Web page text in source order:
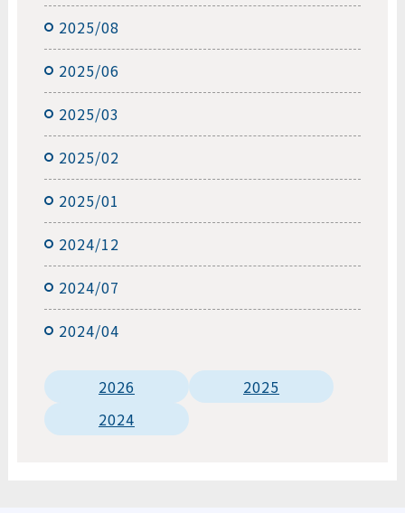
2025/08
2025/06
2025/03
2025/02
2025/01
2024/12
2024/07
2024/04
2026
2025
2024